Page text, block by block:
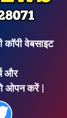
वेबसाइट
और
ओपन करें |